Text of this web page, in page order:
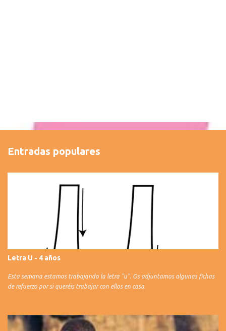
Entradas populares
Letra U - 4 años
Esta semana estamos trabajando la letra "u". Os adjuntamos algunas fichas
de refuerzo por si queréis trabajar con ellos en casa.